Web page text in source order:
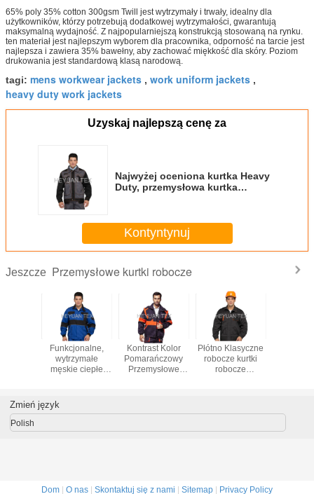
65% poly 35% cotton 300gsm Twill jest wytrzymały i trwały, idealny dla
użytkowników, którzy potrzebują dodatkowej wytrzymałości, gwarantują
maksymalną wydajność. Z najpopularniejszą konstrukcją stosowaną na rynku.
ten materiał jest najlepszym wyborem dla pracownika, odporność na tarcie jest
najlepsza i zawiera 35% bawełny, aby zachować miękkość dla skóry. Poziom
drukowania jest standardową klasą narodową.
tagi: mens workwear jackets , work uniform jackets ,
heavy duty work jackets
Uzyskaj najlepszą cenę za
Najwyżej oceniona kurtka Heavy
Duty, przemysłowa kurtka
Kontyntynuj
Jeszcze Przemysłowe kurtki robocze
Funkcjonalne,
wytrzymałe
męskie ciepłe
orurowaniem
Kontrast Kolor
Pomarańczowy
Przemysłowe
rękawami
Płótno Klasyczne
robocze kurtki
robocze
podwójnymi
Zmień język
Polish
Dom | O nas | Skontaktuj się z nami | Sitemap | Privacy Policy